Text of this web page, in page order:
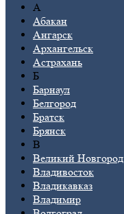
А
Абакан
Ангарск
Архангельск
Астрахань
Б
Барнаул
Белгород
Братск
Брянск
В
Великий Новгород
Владивосток
Владикавказ
Владимир